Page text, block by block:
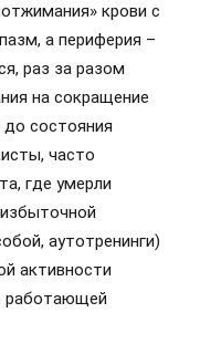
крови с
а периферия –
раз за разом
на сокращение
состояния
часто
где умерли
аутотренинги)
активности
работающей